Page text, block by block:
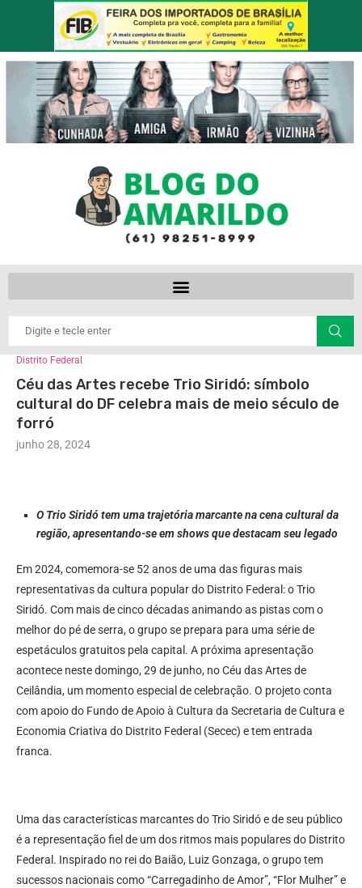
Distrito Federal
Céu das Artes recebe Trio Siridó: símbolo
cultural do DF celebra mais de meio século de
forró
junho 28, 2024
O Trio Siridó tem uma trajetória marcante na cena cultural da
região, apresentando-se em shows que destacam seu legado
Em 2024, comemora-se 52 anos de uma das figuras mais
representativas da cultura popular do Distrito Federal: o Trio
Siridó. Com mais de cinco décadas animando as pistas com o
melhor do pé de serra, o grupo se prepara para uma série de
espetáculos gratuitos pela capital. A próxima apresentação
acontece neste domingo, 29 de junho, no Céu das Artes de
Ceilândia, um momento especial de celebração. O projeto conta
com apoio do Fundo de Apoio à Cultura da Secretaria de Cultura e
Economia Criativa do Distrito Federal (Secec) e tem entrada
franca.
Uma das características marcantes do Trio Siridó e de seu público
é a representação fiel de um dos ritmos mais populares do Distrito
Federal. Inspirado no rei do Baião, Luiz Gonzaga, o grupo tem
sucessos nacionais como “Carregadinho de Amor”, “Flor Mulher” e